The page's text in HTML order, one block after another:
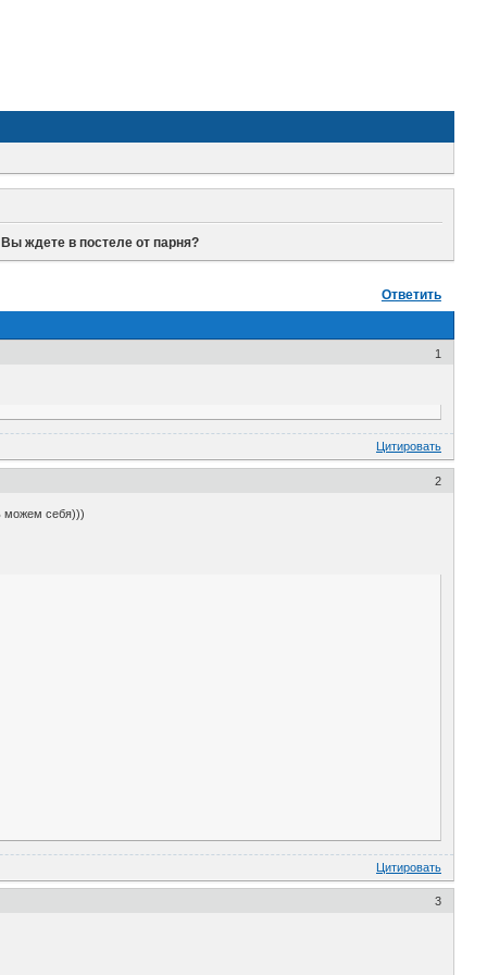
ждете в постеле от парня?
Ответить
1
Цитировать
2
можем себя)))
Цитировать
3